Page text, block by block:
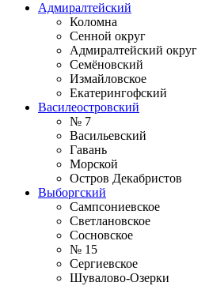
Адмиралтейский
Коломна
Сенной округ
Адмиралтейский округ
Семёновский
Измайловское
Екатерингофский
Василеостровский
№ 7
Васильевский
Гавань
Морской
Остров Декабристов
Выборгский
Сампсониевское
Светлановское
Сосновское
№ 15
Сергиевское
Шувалово-Озерки